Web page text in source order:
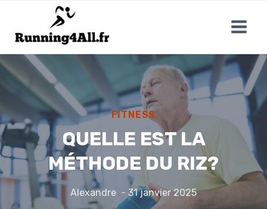
contenu
FITNESS
QUELLE EST LA
MÉTHODE DU RIZ?
Alexandre 31 janvier 2025